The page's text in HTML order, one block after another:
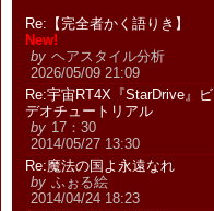
Re:【完全者かく語りき】
New!
by ヘアスタイル分析
2026/05/09 21:09
Re:宇宙RT4X『StarDrive』ビ
デオチュートリアル
by 17：30
2014/05/27 13:30
Re:魔法の国よ永遠なれ
by ふぉる絵
2014/04/24 18:23